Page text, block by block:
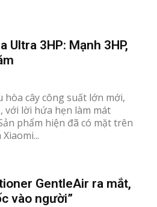
Ultra 3HP: Mạnh 3HP,
cây công suất lớn mới,
với lời hứa hẹn làm mát
phẩm hiện đã có mặt trên
GentleAir ra mắt,
vào người”